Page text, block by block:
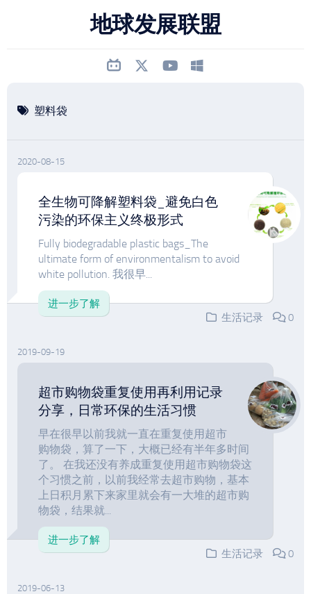
地球发展联盟
塑料袋
2020-08-15
全生物可降解塑料袋_避免白色
污染的环保主义终极形式
Fully biodegradable plastic bags_The
ultimate form of environmentalism to avoid
white pollution. 我很早...
进一步了解
生活记录
0
2019-09-19
超市购物袋重复使用再利用记录
分享，日常环保的生活习惯
早在很早以前我就一直在重复使用超市
购物袋，算了一下，大概已经有半年多时间
了。 在我还没有养成重复使用超市购物袋这
个习惯之前，以前我经常去超市购物，基本
上日积月累下来家里就会有一大堆的超市购
物袋，结果就...
进一步了解
生活记录
0
2019-06-13